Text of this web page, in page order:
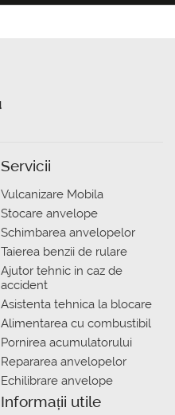
Servicii
Vulcanizare Mobila
Stocare anvelope
Schimbarea anvelopelor
Taierea benzii de rulare
Ajutor tehnic in caz de
accident
Asistenta tehnica la blocare
Alimentarea cu combustibil
Pornirea acumulatorului
Repararea anvelopelor
Echilibrare anvelope
Informații utile